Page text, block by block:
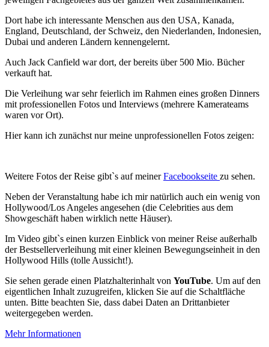
Dort habe ich interessante Menschen aus den USA, Kanada,
England, Deutschland, der Schweiz, den Niederlanden, Indonesien,
Dubai und anderen Ländern kennengelernt.
Auch Jack Canfield war dort, der bereits über 500 Mio. Bücher
verkauft hat.
Die Verleihung war sehr feierlich im Rahmen eines großen Dinners
mit professionellen Fotos und Interviews (mehrere Kamerateams
waren vor Ort).
Hier kann ich zunächst nur meine unprofessionellen Fotos zeigen:
Weitere Fotos der Reise gibt`s auf meinerFacebookseite zu sehen.
Neben der Veranstaltung habe ich mir natürlich auch ein wenig von
Hollywood/Los Angeles angesehen (die Celebrities aus dem
Showgeschäft haben wirklich nette Häuser).
Im Video gibt`s einen kurzen Einblick von meiner Reise außerhalb
der Bestsellerverleihung mit einer kleinen Bewegungseinheit in den
Hollywood Hills (tolle Aussicht!).
Sie sehen gerade einen Platzhalterinhalt von YouTube. Um auf den
eigentlichen Inhalt zuzugreifen, klicken Sie auf die Schaltfläche
unten. Bitte beachten Sie, dass dabei Daten an Drittanbieter
weitergegeben werden.
Mehr Informationen